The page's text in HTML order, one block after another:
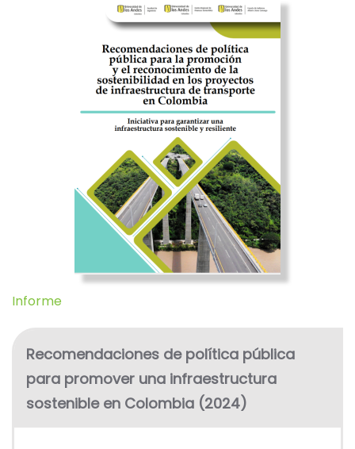
Informe
Recomendaciones de política pública
para promover una infraestructura
sostenible en Colombia (2024)